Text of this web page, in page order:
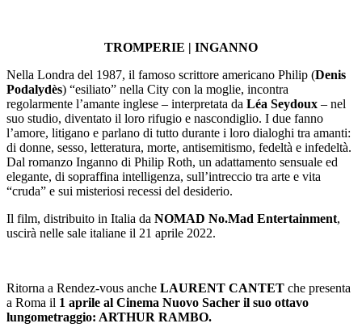
TROMPERIE | INGANNO
Nella Londra del 1987, il famoso scrittore americano Philip (Denis
Podalydès) “esiliato” nella City con la moglie, incontra
regolarmente l’amante inglese – interpretata da Léa Seydoux – nel
suo studio, diventato il loro rifugio e nascondiglio. I due fanno
l’amore, litigano e parlano di tutto durante i loro dialoghi tra amanti:
di donne, sesso, letteratura, morte, antisemitismo, fedeltà e infedeltà.
Dal romanzo Inganno di Philip Roth, un adattamento sensuale ed
elegante, di sopraffina intelligenza, sull’intreccio tra arte e vita
“cruda” e sui misteriosi recessi del desiderio.
Il film, distribuito in Italia da NOMAD No.Mad Entertainment,
uscirà nelle sale italiane il 21 aprile 2022.
Ritorna a Rendez-vous anche LAURENT CANTET che presenta
a Roma il 1 aprile al Cinema Nuovo Sacher il suo ottavo
lungometraggio: ARTHUR RAMBO.